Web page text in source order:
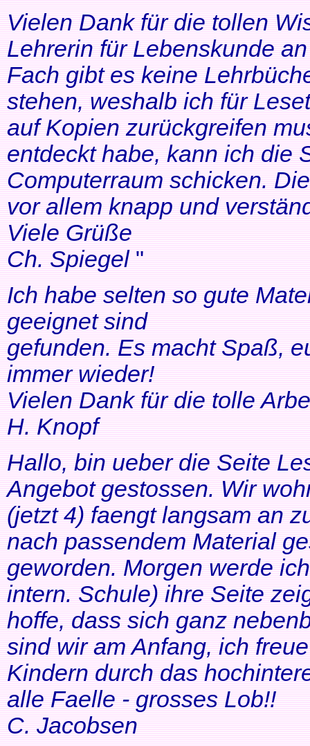
Vielen Dank für die tollen
Lehrerin für Lebenskunde
Fach gibt es keine
stehen, weshalb ich für
auf Kopien zurückgreifen
entdeckt habe, kann ich die
Computerraum schicken.
vor allem knapp und
Viele Grüße
Ch. Spiegel"
Ich habe selten so gute
geeignet sind
gefunden. Es macht Spaß,
immer wieder!
Vielen Dank für die tolle
H. Knopf
Hallo, bin ueber die Seite
Angebot gestossen. Wir
(jetzt 4) faengt langsam an
nach passendem Material
geworden. Morgen werde
intern. Schule) ihre Seite
hoffe, dass sich ganz
sind wir am Anfang, ich
Kindern durch das
alle Faelle - grosses Lob!!
C. Jacobsen